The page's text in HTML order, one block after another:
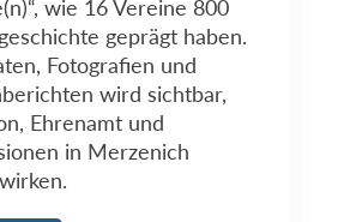
wie 16 Vereine 800
geprägt haben.
Fotografien und
wird sichtbar,
Ehrenamt und
in Merzenich